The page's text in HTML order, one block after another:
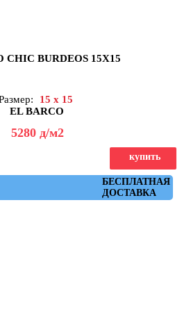
CHIC BURDEOS 15X15
15 x 15
EL BARCO
5280 д/м2
БЕСПЛАТНАЯ
ДОСТАВКА
купить